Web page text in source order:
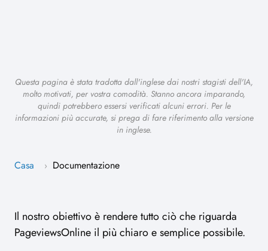
Questa pagina è stata tradotta dall'inglese dai nostri stagisti dell'IA,
molto motivati, per vostra comodità. Stanno ancora imparando,
quindi potrebbero essersi verificati alcuni errori. Per le
informazioni più accurate, si prega di fare riferimento alla versione
in inglese.
Casa › Documentazione
Il nostro obiettivo è rendere tutto ciò che riguarda
PageviewsOnline il più chiaro e semplice possibile.